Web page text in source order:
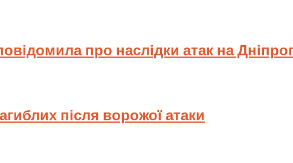
про наслідки атак на
після ворожої атаки